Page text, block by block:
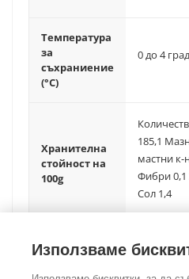
Температура
за
съхраниение
(°C)
0 до 4
Хранителна
стойност на
100g
185,1
мастни к-
Фибри 0,1
Сол 1,4
Използваме